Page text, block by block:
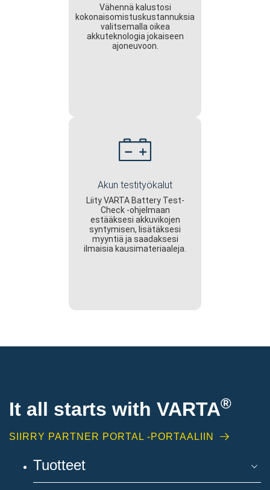
Vähennä kalustosi
kokonaisomistuskustannuksia
valitsemalla oikea
akkuteknologia jokaiseen
ajoneuvoon.
Akun testityökalut
Liity VARTA Battery Test-
Check -ohjelmaan
estääksesi akkuvikojen
syntymisen, lisätäksesi
myyntiä ja saadaksesi
ilmaisia kausimateriaaleja.
It all starts with VARTA®
SIIRRY PARTNER PORTAL -PORTAALIIN
Tuotteet